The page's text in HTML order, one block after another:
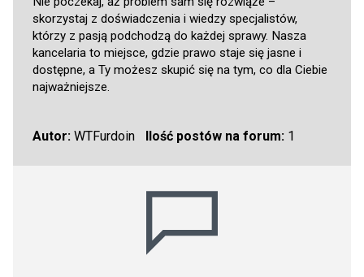
skorzystaj z doświadczenia i wiedzy specjalistów,
którzy z pasją podchodzą do każdej sprawy. Nasza
kancelaria to miejsce, gdzie prawo staje się jasne i
dostępne, a Ty możesz skupić się na tym, co dla Ciebie
najważniejsze.
Autor: WTFurdoin Ilość postów na forum:1